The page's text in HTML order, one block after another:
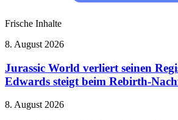
Frische Inhalte
Jurassic
verliert
seinen
Regisseur:
Edwards
8. August 2026
Jurassic World verliert seinen
Edwards steigt beim Rebirth-
OpenAI
8. August 2026